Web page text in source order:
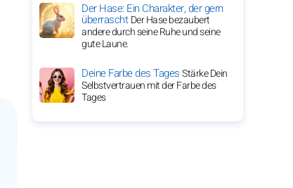
Der Hase: Ein Charakter, der gern
überraschtDer Hase bezaubert
andere durch seine Ruhe und seine
gute Laune.
Deine Farbe des TagesStärke Dein
Selbstvertrauen mit der Farbe des
Tages